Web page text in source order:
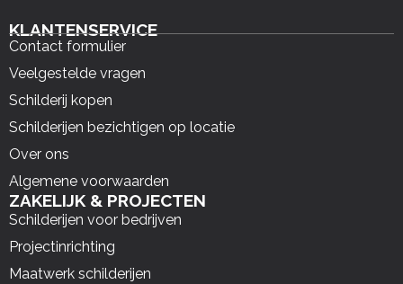
KLANTENSERVICE
Contact formulier
Veelgestelde vragen
Schilderij kopen
Schilderijen bezichtigen op locatie
Over ons
Algemene voorwaarden
ZAKELIJK & PROJECTEN
Schilderijen voor bedrijven
Projectinrichting
Maatwerk schilderijen